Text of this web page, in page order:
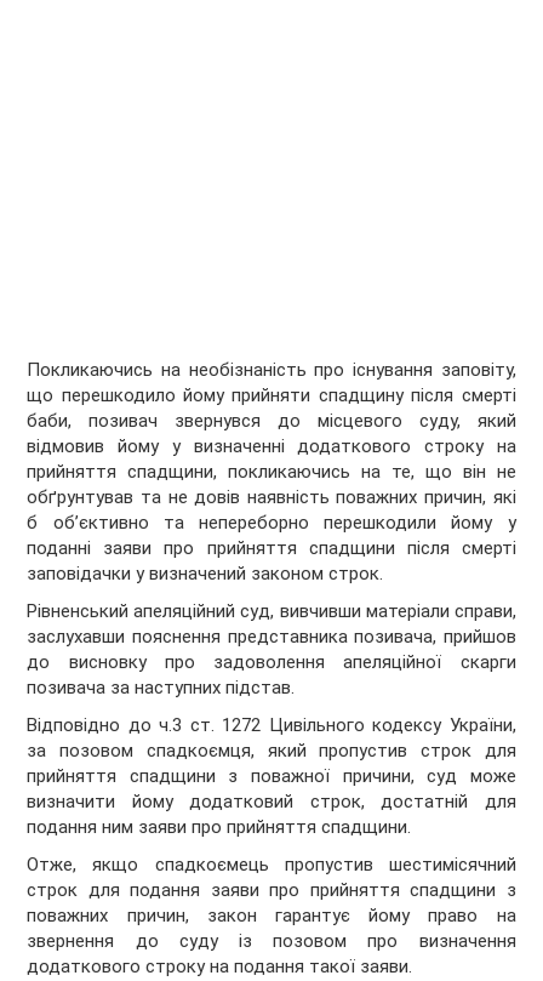
Покликаючись на необізнаність про існування заповіту,
що перешкодило йому прийняти спадщину після смерті
баби, позивач звернувся до місцевого суду, який
відмовив йому у визначенні додаткового строку на
прийняття спадщини, покликаючись на те, що він не
обґрунтував та не довів наявність поважних причин, які
б об’єктивно та непереборно перешкодили йому у
поданні заяви про прийняття спадщини після смерті
заповідачки у визначений законом строк.
Рівненський апеляційний суд, вивчивши матеріали справи,
заслухавши пояснення представника позивача, прийшов
до висновку про задоволення апеляційної скарги
позивача за наступних підстав.
Відповідно до ч.3 ст. 1272 Цивільного кодексу України,
за позовом спадкоємця, який пропустив строк для
прийняття спадщини з поважної причини, суд може
визначити йому додатковий строк, достатній для
подання ним заяви про прийняття спадщини.
Отже, якщо спадкоємець пропустив шестимісячний
строк для подання заяви про прийняття спадщини з
поважних причин, закон гарантує йому право на
звернення до суду із позовом про визначення
додаткового строку на подання такої заяви.